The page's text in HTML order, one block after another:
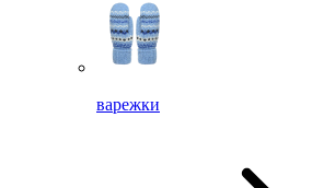
варежки